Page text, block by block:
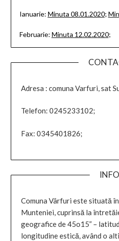
Ianuarie: Minuta 08.01.2020;
Februarie: Minuta 12.02.2020;
Adresa : comuna Varfuri, sat
Telefon: 0245233102;
Fax: 0345401826;
INFO
Comuna Vârfuri este situată
Munteniei, cuprinsă la
geografice de 45o15” –
longitudine estică, având o